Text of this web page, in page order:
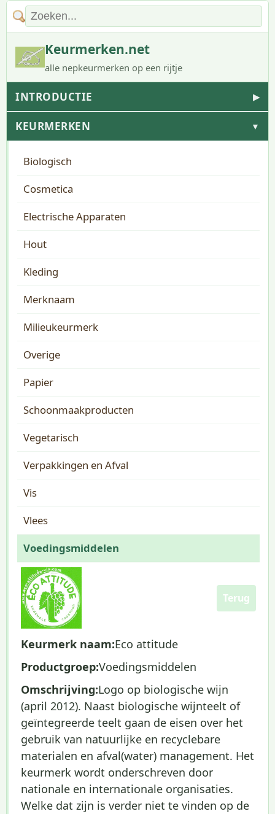
Keurmerken.net
alle nepkeurmerken op een rijtje
INTRODUCTIE ▶
KEURMERKEN ▼
Biologisch
Cosmetica
Electrische Apparaten
Hout
Kleding
Merknaam
Milieukeurmerk
Overige
Papier
Schoonmaakproducten
Vegetarisch
Verpakkingen en Afval
Vis
Vlees
Voedingsmiddelen
Terug
Keurmerk naam:Eco attitude
Productgroep:Voedingsmiddelen
Omschrijving:Logo op biologische wijn
(april 2012). Naast biologische wijnteelt of
geïntegreerde teelt gaan de eisen over het
gebruik van natuurlijke en recyclebare
materialen en afval(water) management. Het
keurmerk wordt onderschreven door
nationale en internationale organisaties.
Welke dat zijn is verder niet te vinden op de